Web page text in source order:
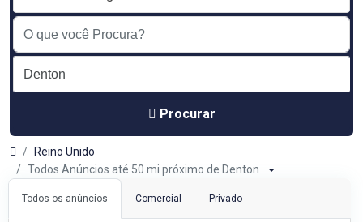
Procurar
Reino Unido
Todos Anúncios até 50 mi próximo de Denton
Todos os anúncios Comercial Privado